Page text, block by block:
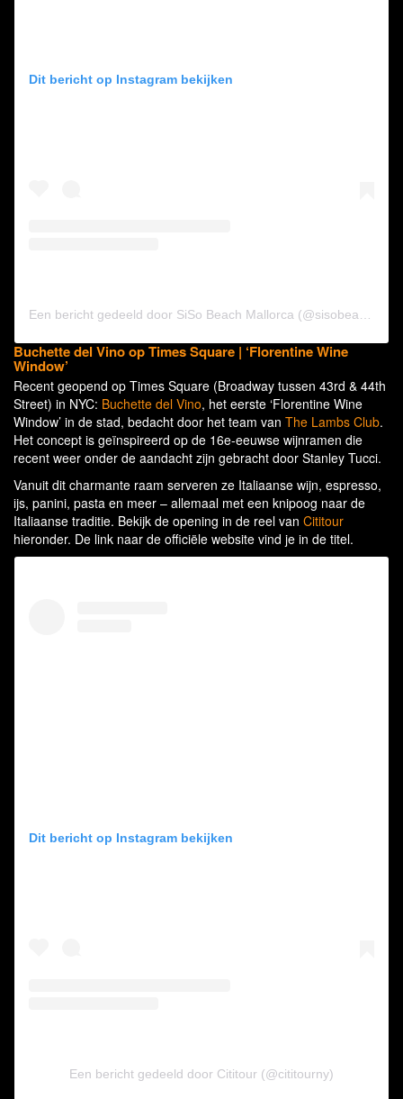
Dit bericht op Instagram bekijken
Een bericht gedeeld door SiSo Beach Mallorca (@sisobeachmallorca)
Buchette del Vino op Times Square | ‘Florentine Wine
Window’
Recent geopend op Times Square (Broadway tussen 43rd & 44th
Street) in NYC: Buchette del Vino, het eerste ‘Florentine Wine
Window’ in de stad, bedacht door het team van The Lambs Club.
Het concept is geïnspireerd op de 16e-eeuwse wijnramen die
recent weer onder de aandacht zijn gebracht door Stanley Tucci.
Vanuit dit charmante raam serveren ze Italiaanse wijn, espresso,
ijs, panini, pasta en meer – allemaal met een knipoog naar de
Italiaanse traditie. Bekijk de opening in de reel van Cititour
hieronder. De link naar de officiële website vind je in de titel.
Dit bericht op Instagram bekijken
Een bericht gedeeld door Cititour (@cititourny)